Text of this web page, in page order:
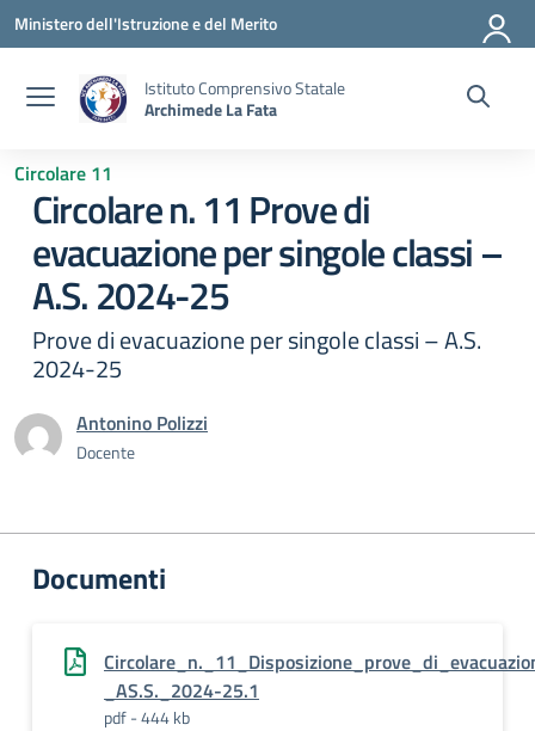
Vai ai contenuti
Vai al menu di navigazione
Vai al footer
Ministero dell'Istruzione e del Merito
Istituto Comprensivo Statale
Archimede La Fata
Circolare 11
Circolare n. 11 Prove di
evacuazione per singole classi –
A.S. 2024-25
Prove di evacuazione per singole classi – A.S.
2024-25
Antonino Polizzi
Docente
Documenti
_AS.S._2024-25.1
pdf - 444 kb